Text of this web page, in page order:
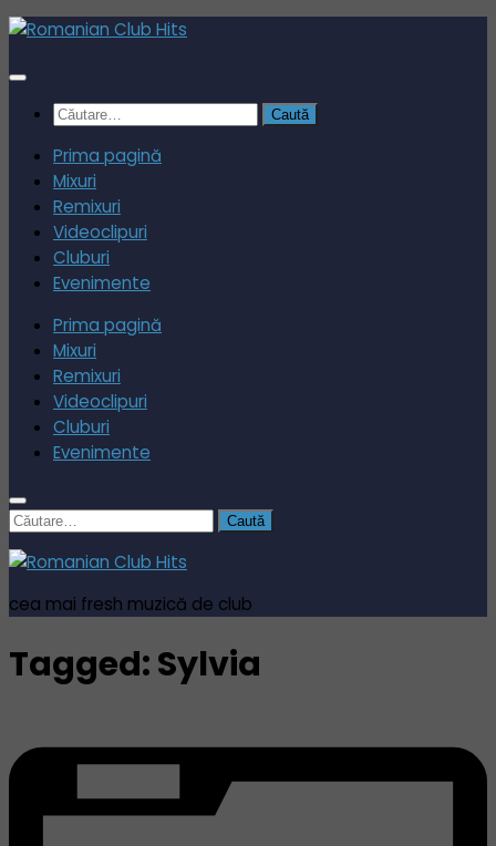
Skip
content
Caută
Prima pagină
Mixuri
Remixuri
Videoclipuri
Cluburi
Evenimente
Prima pagină
Mixuri
Remixuri
Videoclipuri
Cluburi
Evenimente
Caută
după:
cea mai fresh muzică de club
Tagged:Sylvia